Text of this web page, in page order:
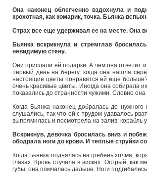
Она наконец облегченно вздохнула и
крохотная, как комарик, точка. Бьянка
Страх все еще удерживал ее на месте. Она
Бьянка вскрикнула и стремглав
невидимую стену.
Они прислали ей подарки. А чем она ответит
первый день на берегу, когда она нашла
настоящие цветы понравятся ей еще
очень красивые цветы. Иногда она собирала
показались до странности чужими. Словно
Когда Бьянка наконец добралась до
слушались, так что ей с трудом удавалось
выпрямилась и посмотрела на залив: корабль
Вскрикнув, девочка бросилась вниз и
ободрала ноги до крови. И теплые струйки
Когда Бьянка поднялась на гребень холма,
глазах. Кровь стучала в висках. Острый, как
губы, она помчалась дальше. Ноги